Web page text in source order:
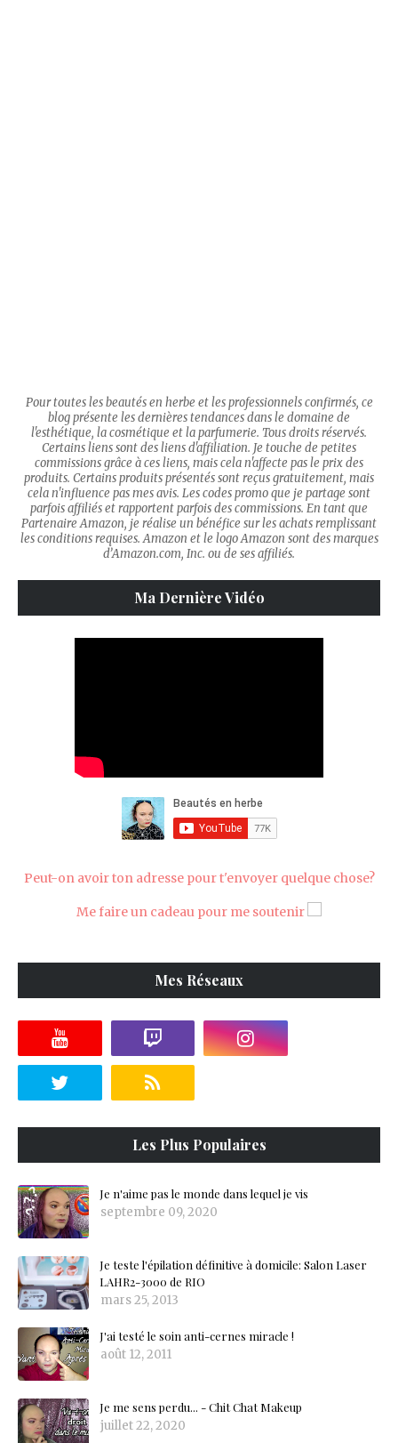
Pour toutes les beautés en herbe et les professionnels confirmés, ce
blog présente les dernières tendances dans le domaine de
l'esthétique, la cosmétique et la parfumerie. Tous droits réservés.
Certains liens sont des liens d'affiliation. Je touche de petites
commissions grâce à ces liens, mais cela n'affecte pas le prix des
produits. Certains produits présentés sont reçus gratuitement, mais
cela n'influence pas mes avis. Les codes promo que je partage sont
parfois affiliés et rapportent parfois des commissions. En tant que
Partenaire Amazon, je réalise un bénéfice sur les achats remplissant
les conditions requises. Amazon et le logo Amazon sont des marques
d’Amazon.com, Inc. ou de ses affiliés.
Ma Dernière Vidéo
Peut-on avoir ton adresse pour t'envoyer quelque chose?
Me faire un cadeau pour me soutenir
Mes Réseaux
Les Plus Populaires
Je n'aime pas le monde dans lequel je vis
septembre 09, 2020
Je teste l'épilation définitive à domicile: Salon Laser
LAHR2-3000 de RIO
mars 25, 2013
J'ai testé le soin anti-cernes miracle !
août 12, 2011
Je me sens perdu... - Chit Chat Makeup
juillet 22, 2020